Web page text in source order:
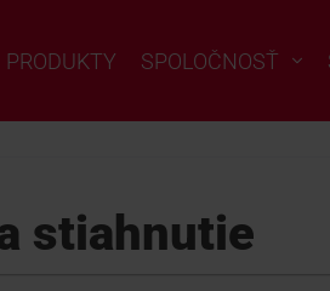
PRODUKTY SPOLOČNOSŤ
stiahnutie